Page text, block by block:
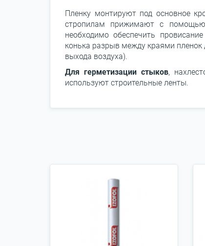
Пленку монтируют под основное
стропилам прижимают с помощью
необходимо обеспечить
конька разрыв между краями
выхода воздуха).
Для герметизации стыков,
используют строительные ленты.